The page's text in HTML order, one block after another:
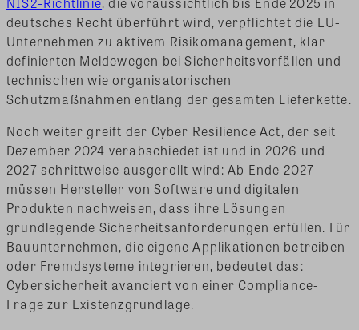
deutsches Recht überführt wird, verpflichtet die EU-
Unternehmen zu aktivem Risikomanagement, klar
definierten Meldewegen bei Sicherheitsvorfällen und
technischen wie organisatorischen
Schutzmaßnahmen entlang der gesamten Lieferkette.
Noch weiter greift der Cyber Resilience Act, der seit
Dezember 2024 verabschiedet ist und in 2026 und
2027 schrittweise ausgerollt wird: Ab Ende 2027
müssen Hersteller von Software und digitalen
Produkten nachweisen, dass ihre Lösungen
grundlegende Sicherheitsanforderungen erfüllen. Für
Bauunternehmen, die eigene Applikationen betreiben
oder Fremdsysteme integrieren, bedeutet das:
Cybersicherheit avanciert von einer Compliance-
Frage zur Existenzgrundlage.